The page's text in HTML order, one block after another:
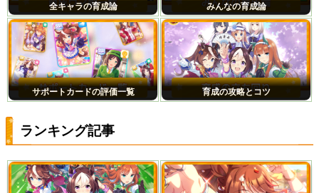
全キャラの育成論 みんなの育成論
サポートカードの評価一覧 育成の攻略とコツ
ランキング記事